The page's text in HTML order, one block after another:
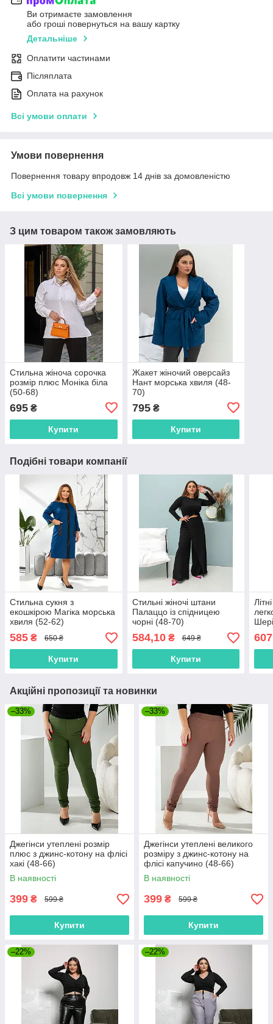
Ви отримаєте замовлення
або гроші повернуться на вашу картку
Детальніше
Оплатити частинами
Післяплата
Оплата на рахунок
Всі умови оплати
Умови повернення
Повернення товару впродовж 14 днів за домовленістю
Всі умови повернення
З цим товаром також замовляють
Стильна жіноча сорочка
розмір плюс Моніка біла
(50-68)
695 ₴
Купити
Жакет жіночий оверсайз
Нант морська хвиля (48-
70)
795₴
Купити
Подібні товари компанії
Стильна сукня з
екошкірою Магіка морська
хвиля (52-62)
585 ₴ 650 ₴
Купити
Стильні жіночі штани
Палаццо із спідницею
чорні (48-70)
584,10₴ 649 ₴
Купити
Акційні пропозиції та новинки
–33%
Джегінси утеплені розмір
плюс з джинс-котону на флісі
хакі (48-66)
В наявності
399 ₴ 599 ₴
Купити
–33%
Джегінси утеплені великого
розміру з джинс-котону на
флісі капучино (48-66)
В наявності
399 ₴ 599 ₴
Купити
–22% –22%